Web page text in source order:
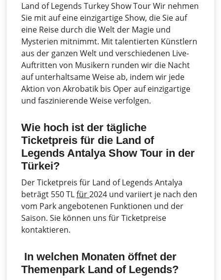
Land of Legends Turkey Show Tour Wir nehmen
Sie mit auf eine einzigartige Show, die Sie auf
eine Reise durch die Welt der Magie und
Mysterien mitnimmt. Mit talentierten Künstlern
aus der ganzen Welt und verschiedenen Live-
Auftritten von Musikern runden wir die Nacht
auf unterhaltsame Weise ab, indem wir jede
Aktion von Akrobatik bis Oper auf einzigartige
und faszinierende Weise verfolgen.
Wie hoch ist der tägliche
Ticketpreis für die Land of
Legends Antalya Show Tour in der
Türkei?
Der Ticketpreis für Land of Legends Antalya
beträgt 550 TLfür2024 und variiert je nach den
vom Park angebotenen Funktionen und der
Saison. Sie können uns für Ticketpreise
kontaktieren.
In welchen Monaten öffnet der
Themenpark Land of Legends?